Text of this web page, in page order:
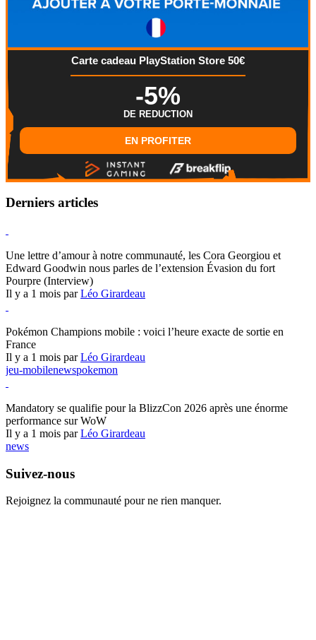
Carte cadeau PlayStation Store 50€
-5%
DE REDUCTION
EN PROFITER
Derniers articles
Une lettre d’amour à notre communauté, les Cora Georgiou et
Edward Goodwin nous parles de l’extension Évasion du fort
Pourpre (Interview)
Il y a 1 mois parLéo Girardeau
Pokémon Champions mobile : voici l’heure exacte de sortie en
France
Il y a 1 mois parLéo Girardeau
jeu-mobilenewspokemon
Mandatory se qualifie pour la BlizzCon 2026 après une énorme
performance sur WoW
Il y a 1 mois parLéo Girardeau
news
Suivez-nous
Rejoignez la communauté pour ne rien manquer.